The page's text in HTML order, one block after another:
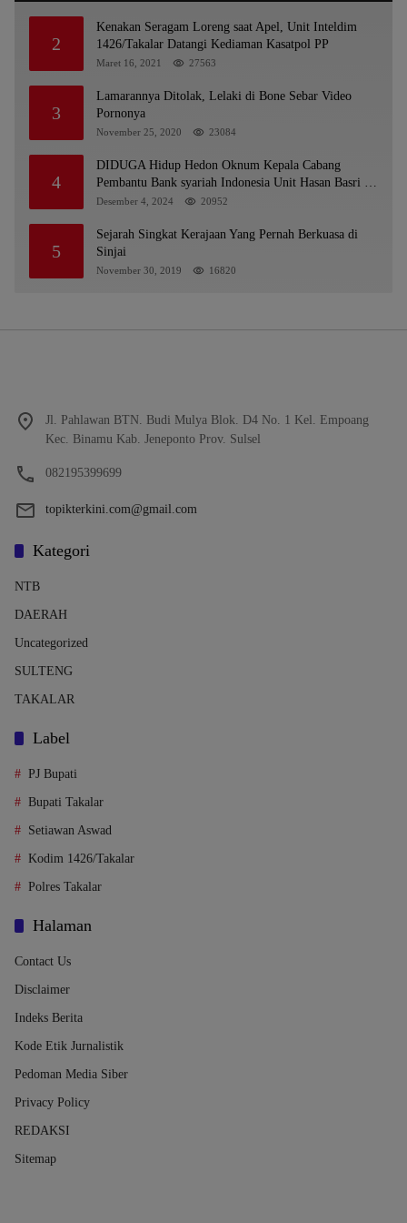
2
Kenakan Seragam Loreng saat Apel, Unit Inteldim
1426/Takalar Datangi Kediaman Kasatpol PP
Maret 16, 2021 27563
3
Lamarannya Ditolak, Lelaki di Bone Sebar Video
Pornonya
November 25, 2020 23084
4
DIDUGA Hidup Hedon Oknum Kepala Cabang
Pembantu Bank syariah Indonesia Unit Hasan Basri di
Banjarmasin Tipu Nasabah Prioritasnya Hingga
OJK Kalsel : Bertemu Tanggal 11
Desember 4, 2024 20952
5
Sejarah Singkat Kerajaan Yang Pernah Berkuasa di
Sinjai
November 30, 2019 16820
Jl. Pahlawan BTN. Budi Mulya Blok. D4 No. 1 Kel. Empoang
Kec. Binamu Kab. Jeneponto Prov. Sulsel
082195399699
topikterkini.com@gmail.com
Kategori
NTB
DAERAH
Uncategorized
SULTENG
TAKALAR
Label
PJ Bupati
Bupati Takalar
Setiawan Aswad
Kodim 1426/Takalar
Polres Takalar
Halaman
Contact Us
Disclaimer
Indeks Berita
Kode Etik Jurnalistik
Pedoman Media Siber
Privacy Policy
REDAKSI
Sitemap